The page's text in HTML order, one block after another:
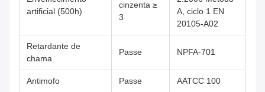
artificial (500h)
cinzenta ≥
3
A, ciclo 1 EN
20105-A02
Retardante de
chama
Passe NPFA-701
Antimofo Passe AATCC 100